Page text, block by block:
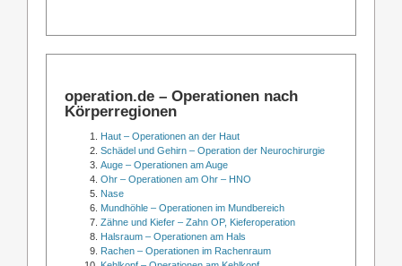
operation.de – Operationen nach
Körperregionen
Haut – Operationen an der Haut
Schädel und Gehirn – Operation der Neurochirurgie
Auge – Operationen am Auge
Ohr – Operationen am Ohr – HNO
Nase
Mundhöhle – Operationen im Mundbereich
Zähne und Kiefer – Zahn OP, Kieferoperation
Halsraum – Operationen am Hals
Rachen – Operationen im Rachenraum